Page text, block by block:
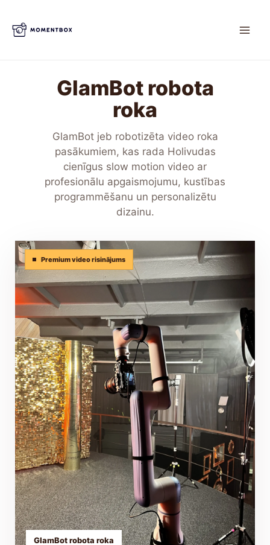
GlamBot robota
roka
GlamBot jeb robotizēta video roka
pasākumiem, kas rada Holivudas
cienīgus slow motion video ar
profesionālu apgaismojumu, kustības
programmēšanu un personalizētu
dizainu.
Premium video risinājums
GlamBot robota roka